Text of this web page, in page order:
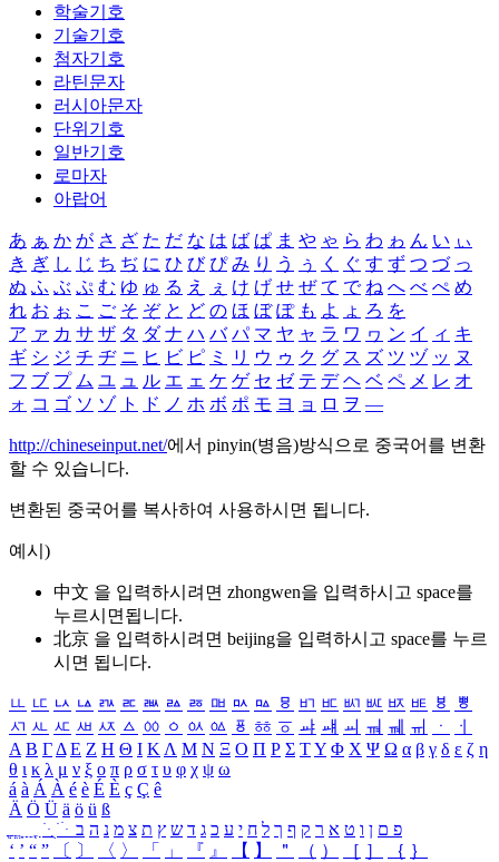
학술기호
기술기호
첨자기호
라틴문자
러시아문자
단위기호
일반기호
로마자
아랍어
あ ぁ か が さ ざ た だ な は ば ぱ ま や ゃ ら わ ゎ ん い ぃ
き ぎ し じ ち ぢ に ひ び ぴ み り う ぅ く ぐ す ず つ づ っ
ぬ ふ ぶ ぷ む ゆ ゅ る え ぇ け げ せ ぜ て で ね へ べ ぺ め
れ お ぉ こ ご そ ぞ と ど の ほ ぼ ぽ も よ ょ ろ を
ア ァ カ サ ザ タ ダ ナ ハ バ パ マ ヤ ャ ラ ワ ヮ ン イ ィ キ
ギ シ ジ チ ヂ ニ ヒ ビ ピ ミ リ ウ ゥ ク グ ス ズ ツ ヅ ッ ヌ
フ ブ プ ム ユ ュ ル エ ェ ケ ゲ セ ゼ テ デ ヘ ベ ペ メ レ オ
ォ コ ゴ ソ ゾ ト ド ノ ホ ボ ポ モ ヨ ョ ロ ヲ ―
http://chineseinput.net/에서 pinyin(병음)방식으로 중국어를 변환
할 수 있습니다.
변환된 중국어를 복사하여 사용하시면 됩니다.
예시)
中文 을 입력하시려면 zhongwen을 입력하시고 space를
누르시면됩니다.
北京 을 입력하시려면 beijing을 입력하시고 space를 누르
시면 됩니다.
ㅥ ㅦ ㅧ ㅨ ㅩ ㅪ ㅫ ㅬ ㅭ ㅮ ㅯ ㅰ ㅱ ㅲ ㅳ ㅴ ㅵ ㅶ ㅷ ㅸ
ㅹ
ㅺ ㅻ ㅼ ㅽ ㅾ ㅿ ㆀ ㆁ ㆂ ㆃ ㆄ ㆅ ㆆ ㆇ ㆈ ㆉ ㆊ ㆋ ㆌ ㆍ
ㆎ
Α Β ΓΔ Ε Ζ Η Θ Ι ΚΛ Μ Ν Ξ Ο Π Ρ Σ ΤΥ Φ Χ Ψ Ω α β γ δ ε ζ η
θ ι κ λ μ ν ξ ο π ρ σ τ υ φ χ ψ ω
á à Á À é è É È ç Ç ê
Ä Ö Ü ä ö ü ß
ִֶֹ ֻּ ׁׂ פ ם ן ו ט א ר ק ף ך ל ח י ע כ ג ד ש ץ ת צ מ נ ה ב
‘ ’ “ ” 〔 〕 〈 〉 「 」 『 』 【 】 ＂ （ ） ［ ］ ｛ ｝